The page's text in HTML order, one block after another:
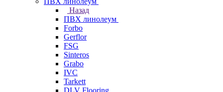
Назад
ПВХ линолеум
Forbo
Gerflor
FSG
Sinteros
Grabo
IVC
Tarkett
DLV Flooring